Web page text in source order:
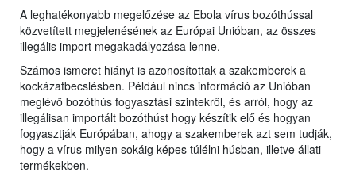
A leghatékonyabb megelőzése az Ebola vírus bozóthússal
közvetített megjelenésének az Európai Unióban, az összes
illegális import megakadályozása lenne.
Számos ismeret hiányt is azonosítottak a szakemberek a
kockázatbecslésben. Például nincs információ az Unióban
meglévő bozóthús fogyasztási szintekről, és arról, hogy az
illegálisan importált bozóthúst hogy készítik elő és hogyan
fogyasztják Európában, ahogy a szakemberek azt sem tudják,
hogy a vírus milyen sokáig képes túlélni húsban, illetve állati
termékekben.